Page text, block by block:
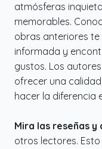
atmósferas
memorables.
obras anteriores
informada y
gustos. Los
ofrecer una
hacer la diferencia
Mira las reseñas
otros lectores.